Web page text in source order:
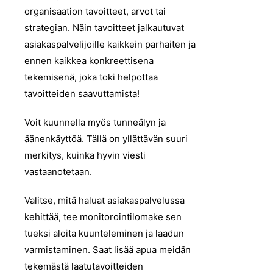
organisaation tavoitteet, arvot tai
strategian. Näin tavoitteet jalkautuvat
asiakaspalvelijoille kaikkein parhaiten ja
ennen kaikkea konkreettisena
tekemisenä, joka toki helpottaa
tavoitteiden saavuttamista!
Voit kuunnella myös tunneälyn ja
äänenkäyttöä. Tällä on yllättävän suuri
merkitys, kuinka hyvin viesti
vastaanotetaan.
Valitse, mitä haluat asiakaspalvelussa
kehittää, tee monitorointilomake sen
tueksi aloita kuunteleminen ja laadun
varmistaminen. Saat lisää apua meidän
tekemästä laatutavoitteiden